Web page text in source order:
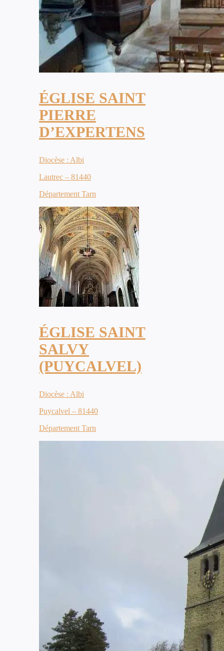
ÉGLISE SAINT
PIERRE
D’EXPERTENS
Diocèse : Albi
Lautrec – 81440
Département Tarn
ÉGLISE SAINT
SALVY
(PUYCALVEL)
Diocèse : Albi
Puycalvel – 81440
Département Tarn